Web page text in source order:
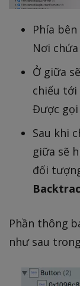
Phía
Nơi
Ở giữa
chiếu tới
Được gọi
Sau khi
giữa sẽ
đối
Phần thông
như sau